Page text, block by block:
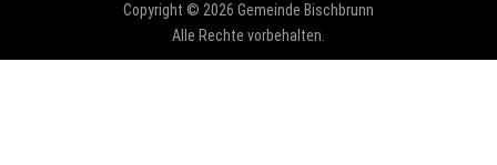
Copyright © 2026 Gemeinde Bischbrunn
Alle Rechte vorbehalten.